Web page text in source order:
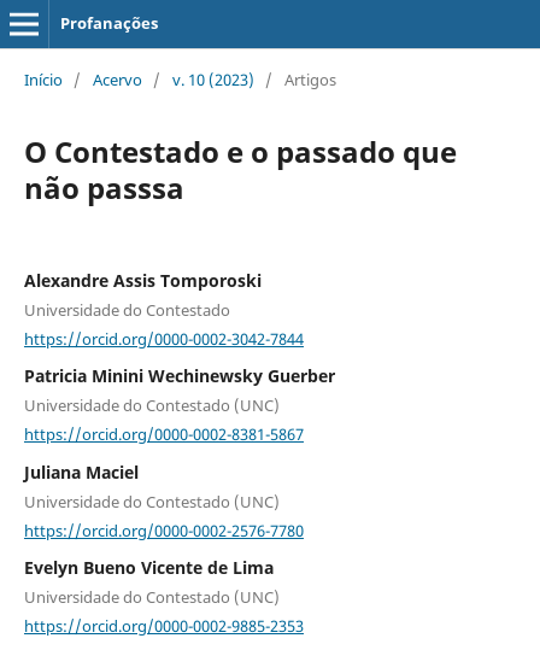
Profanações
Início / Acervo / v. 10 (2023) / Artigos
O Contestado e o passado que
não passsa
Alexandre Assis Tomporoski
Universidade do Contestado
https://orcid.org/0000-0002-3042-7844
Patricia Minini Wechinewsky Guerber
Universidade do Contestado (UNC)
https://orcid.org/0000-0002-8381-5867
Juliana Maciel
Universidade do Contestado (UNC)
https://orcid.org/0000-0002-2576-7780
Evelyn Bueno Vicente de Lima
Universidade do Contestado (UNC)
https://orcid.org/0000-0002-9885-2353